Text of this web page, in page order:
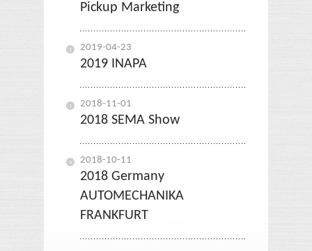
Pickup Marketing
2019-04-23
2019 INAPA
2018-11-01
2018 SEMA Show
2018-10-11
2018 Germany
AUTOMECHANIKA
FRANKFURT